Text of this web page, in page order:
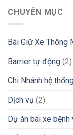
CHUYÊN MỤC
Bãi Giữ Xe Thông
Barrier tự động (2)
Chi Nhánh hệ
Dịch vụ (2)
Dự án bãi xe bệnh